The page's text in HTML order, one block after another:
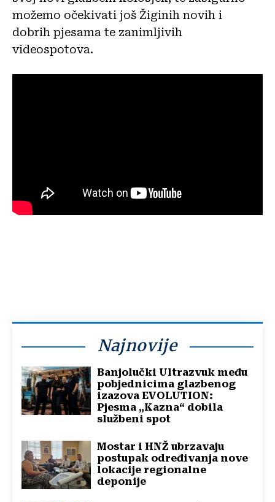
možemo očekivati još Žiginih novih i
dobrih pjesama te zanimljivih
videospotova.
Najnovije
Banjolučki Ultrazvuk među
pobjednicima glazbenog
izazova EVOLUTION:
Pjesma „Kazna“ dobila
službeni spot
Mostar i HNŽ ubrzavaju
postupak određivanja nove
lokacije regionalne
deponije